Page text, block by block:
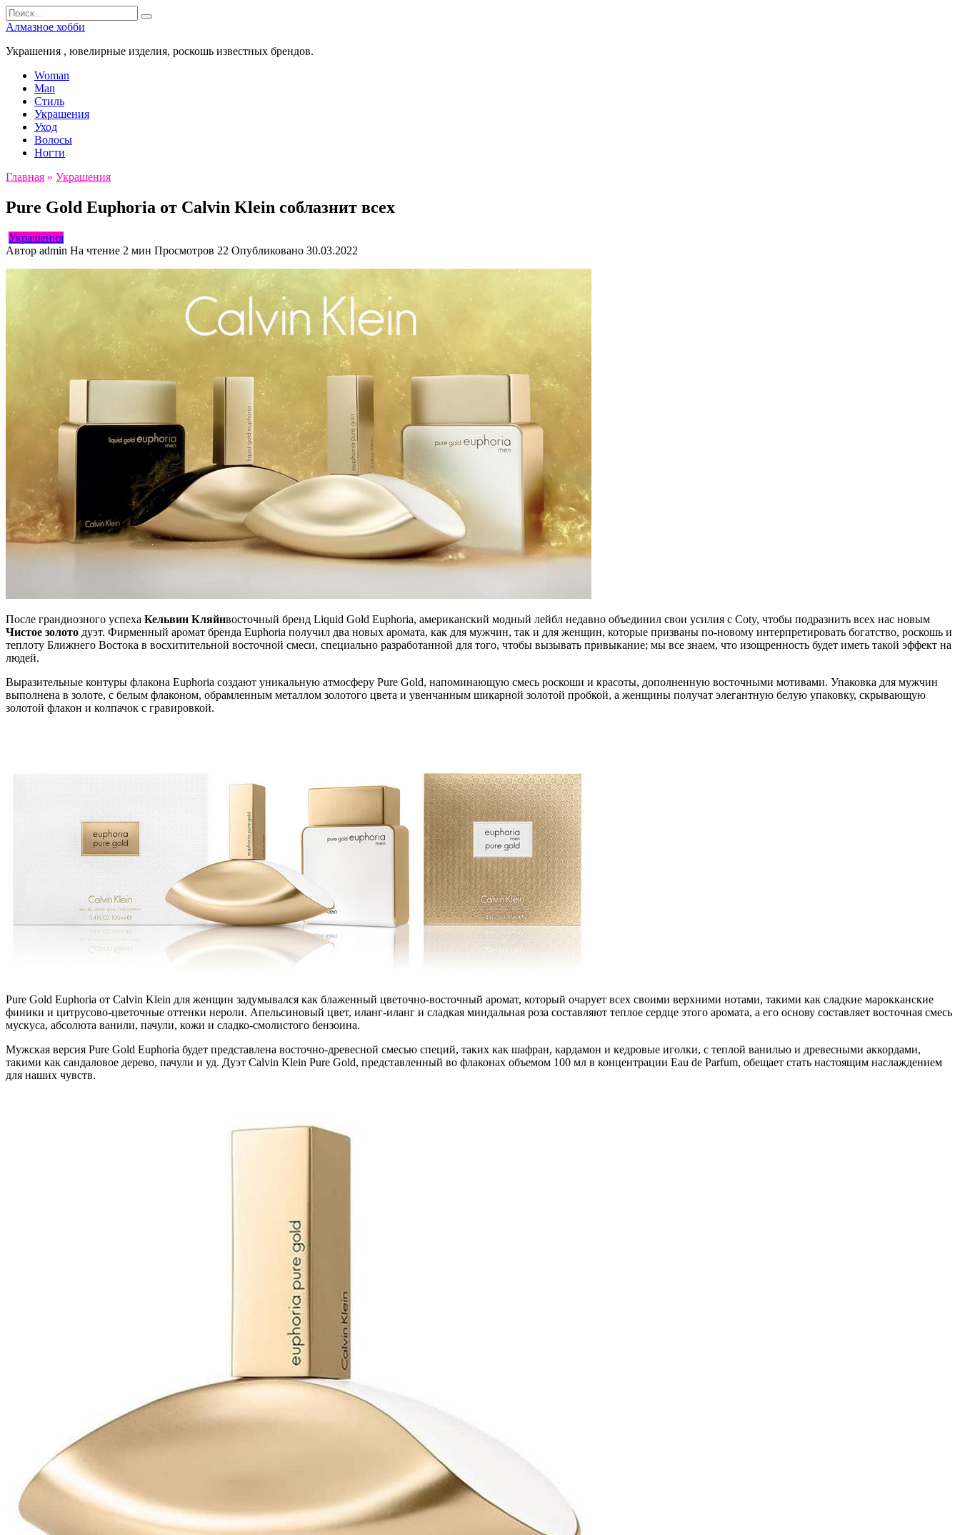
Перейти
к
Search
for:
Алмазное хобби
Украшения , ювелирные изделия, роскошь известных брендов.
Woman
Man
Стиль
Украшения
Уход
Волосы
Ногти
Главная » Украшения
Pure Gold Euphoria от Calvin Klein соблазнит всех
Украшения
Автор admin На чтение 2 мин Просмотров 22 Опубликовано 30.03.2022
После грандиозного успеха Кельвин Кляйнвосточный бренд Liquid Gold Euphoria, американский модный лейбл недавно объединил свои усилия с Coty, чтобы подразнить всех нас новым
Чистое золото дуэт. Фирменный аромат бренда Euphoria получил два новых аромата, как для мужчин, так и для женщин, которые призваны по-новому интерпретировать богатство, роскошь и
теплоту Ближнего Востока в восхитительной восточной смеси, специально разработанной для того, чтобы вызывать привыкание; мы все знаем, что изощренность будет иметь такой эффект на
людей.
Выразительные контуры флакона Euphoria создают уникальную атмосферу Pure Gold, напоминающую смесь роскоши и красоты, дополненную восточными мотивами. Упаковка для мужчин
выполнена в золоте, с белым флаконом, обрамленным металлом золотого цвета и увенчанным шикарной золотой пробкой, а женщины получат элегантную белую упаковку, скрывающую
золотой флакон и колпачок с гравировкой.
Pure Gold Euphoria от Calvin Klein для женщин задумывался как блаженный цветочно-восточный аромат, который очарует всех своими верхними нотами, такими как сладкие марокканские
финики и цитрусово-цветочные оттенки нероли. Апельсиновый цвет, иланг-иланг и сладкая миндальная роза составляют теплое сердце этого аромата, а его основу составляет восточная смесь
мускуса, абсолюта ванили, пачули, кожи и сладко-смолистого бензоина.
Мужская версия Pure Gold Euphoria будет представлена ​​восточно-древесной смесью специй, таких как шафран, кардамон и кедровые иголки, с теплой ванилью и древесными аккордами,
такими как сандаловое дерево, пачули и уд. Дуэт Calvin Klein Pure Gold, представленный во флаконах объемом 100 мл в концентрации Eau de Parfum, обещает стать настоящим наслаждением
для наших чувств.